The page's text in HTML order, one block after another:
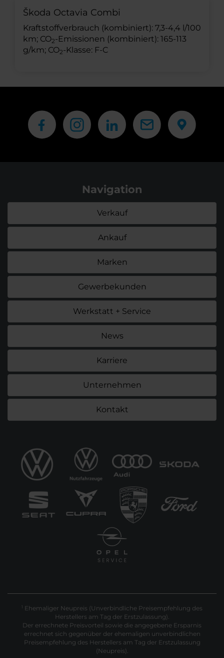
Škoda Octavia Combi
Kraftstoffverbrauch (kombiniert): 7,3-4,4 l/100
km; CO2-Emissionen (kombiniert): 165-113
g/km; CO2-Klasse: F-C
Navigation
Verkauf
Ankauf
Marken
Gewerbekunden
Werkstatt + Service
News
Karriere
Unternehmen
Kontakt
1 Ehemaliger Neupreis (Unverbindliche Preisempfehlung des
Herstellers am Tag der Erstzulassung).
Der errechnete Preisvorteil sowie die angegebene Ersparnis
errechnet sich gegenüber der ehemaligen unverbindlichen
Preisempfehlung des Herstellers am Tag der Erstzulassung
(Neupreis).